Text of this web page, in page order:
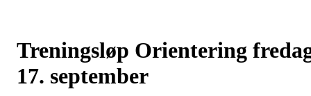
Treningsløp Orientering
17. september